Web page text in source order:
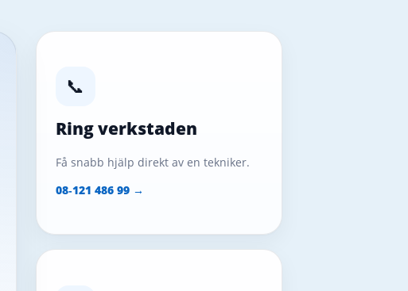
📞
Ring verkstaden
Få snabb hjälp direkt av en tekniker.
08‑121 486 99 →